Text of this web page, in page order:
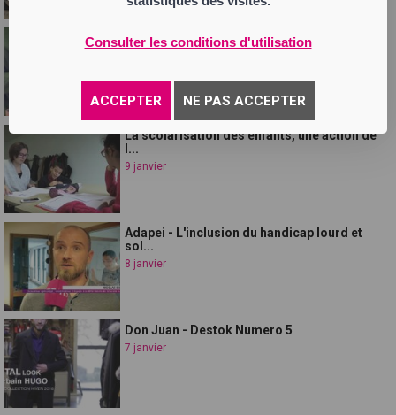
Consulter les conditions d'utilisation
ACCEPTER NE PAS ACCEPTER
Insertion et réinsertion professionnelle
avec...
La scolarisation des enfants, une action de
l...
9 janvier
Adapei - L'inclusion du handicap lourd et
sol...
8 janvier
Don Juan - Destok Numero 5
7 janvier